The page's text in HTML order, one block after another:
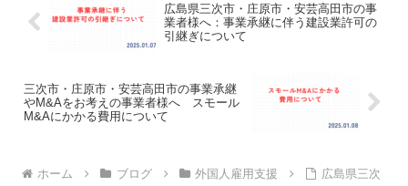
広島県三次市・庄原市・安芸高田市の事
業者様へ：事業承継に伴う建設業許可の
引継ぎについて
三次市・庄原市・安芸高田市の事業承継
やM&Aをお考えの事業者様へ スモール
M&Aにかかる費用について
ホーム ブログ 外国人雇用支援
広島県三次